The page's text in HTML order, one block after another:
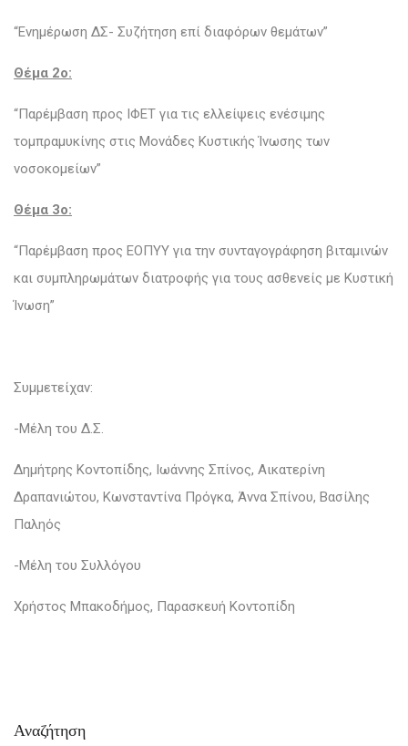
“Ενημέρωση ΔΣ- Συζήτηση επί διαφόρων θεμάτων”
Θέμα 2ο:
“Παρέμβαση προς ΙΦΕΤ για τις ελλείψεις ενέσιμης
τομπραμυκίνης στις Μονάδες Κυστικής Ίνωσης των
νοσοκομείων”
Θέμα 3ο:
“Παρέμβαση προς ΕΟΠΥΥ για την συνταγογράφηση βιταμινών
και συμπληρωμάτων διατροφής για τους ασθενείς με Κυστική
Ίνωση”
Συμμετείχαν:
-Μέλη του Δ.Σ.
Δημήτρης Κοντοπίδης, Ιωάννης Σπίνος, Αικατερίνη
Δραπανιώτου, Κωνσταντίνα Πρόγκα, Άννα Σπίνου, Βασίλης
Παληός
-Μέλη του Συλλόγου
Χρήστος Μπακοδήμος, Παρασκευή Κοντοπίδη
Αναζήτηση